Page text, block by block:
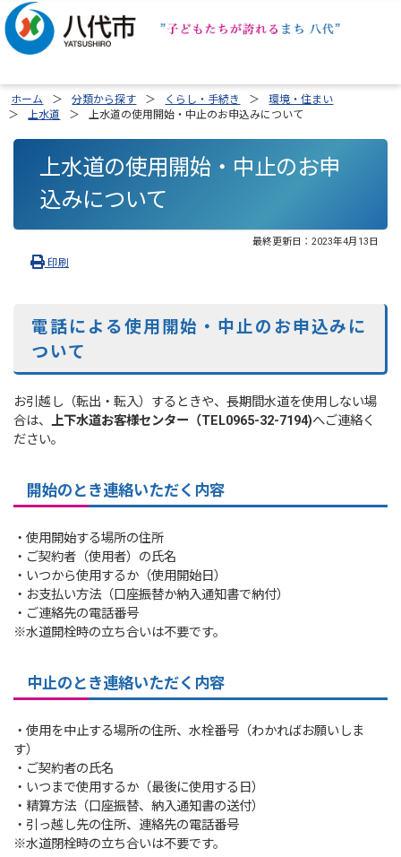
ホーム 分類から探す くらし・手続き
環境・住まい
上水道
上水道の使用開始・中止のお申込みについて
上水道の使用開始・中止のお申
込みについて
最終更新日： 2023年4月13日
印刷
電話による使用開始・中止のお申込みに
ついて
お引越し（転出・転入）するときや、長期間水道を使用しない場
合は、上下水道お客様センター（TEL0965-32-7194)へご連絡く
ださい。
開始のとき連絡いただく内容
・使用開始する場所の住所
・ご契約者（使用者）の氏名
・いつから使用するか（使用開始日）
・お支払い方法（口座振替か納入通知書で納付）
・ご連絡先の電話番号
※水道開栓時の立ち合いは不要です。
中止のとき連絡いただく内容
・使用を中止する場所の住所、水栓番号（わかればお願いしま
す）
・ご契約者の氏名
・いつまで使用するか（最後に使用する日）
・精算方法（口座振替、納入通知書の送付）
・引っ越し先の住所、連絡先の電話番号
※水道閉栓時の立ち合いは不要です。